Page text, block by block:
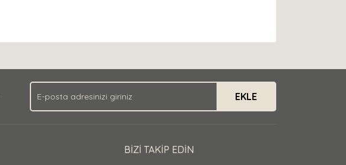
EKLE
BİZİ TAKİP EDİN